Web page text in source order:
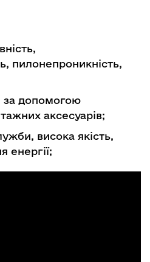
пилонепроникність,
за допомогою
аксесуарів;
висока якість,
енергії;